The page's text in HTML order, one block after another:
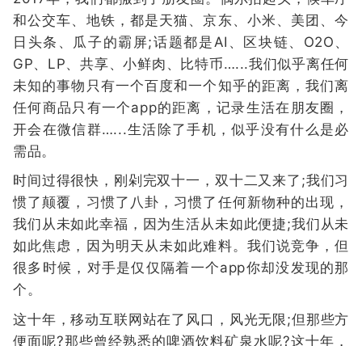
和公交车、地铁，都是天猫、京东、小米、美团、今
日头条、瓜子的霸屏;话题都是AI、区块链、O2O、
GP、LP、共享、小鲜肉、比特币…...我们似乎离任何
未知的事物只有一个百度和一个知乎的距离，我们离
任何商品只有一个app的距离，记录生活在朋友圈，
开会在微信群…...生活除了手机，似乎没有什么是必
需品。
时间过得很快，刚剁完双十一，双十二又来了;我们习
惯了颠覆，习惯了八卦，习惯了任何新物种的出现，
我们从未如此幸福，因为生活从未如此便捷;我们从未
如此焦虑，因为明天从未如此难料。我们说竞争，但
很多时候，对手是仅仅隔着一个app你却没发现的那
个。
这十年，移动互联网站在了风口，风光无限;但那些方
便面呢?那些曾经熟悉的啤酒饮料矿泉水呢?这十年，